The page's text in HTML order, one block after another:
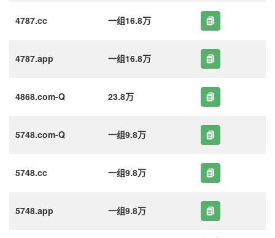
4787.cc 一组16.8万
4787.app 一组16.8万
4868.com-Q 23.8万
5748.com-Q 一组9.8万
5748.cc 一组9.8万
5748.app 一组9.8万